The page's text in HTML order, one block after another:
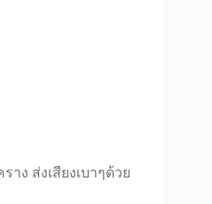
ง ส่งเสียงเบาๆด้วย